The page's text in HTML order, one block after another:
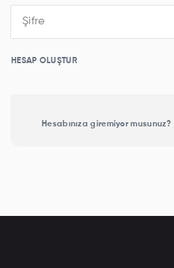
HESAP OLUŞTUR
Hesabınıza giremiyor musunuz?